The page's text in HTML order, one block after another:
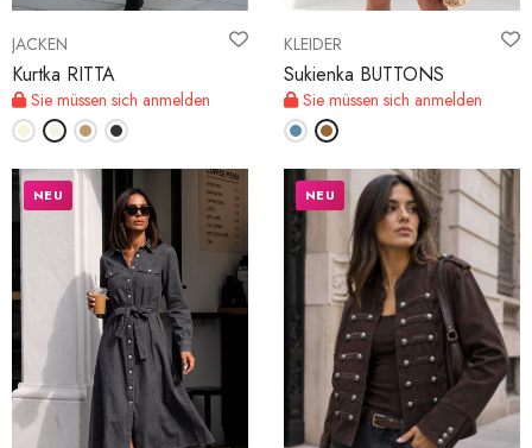
JACKEN
Kurtka RITTA
Sie müssen sich anmelden
KLEIDER
Sukienka BUTTONS
Sie müssen sich anmelden
NEU NEU